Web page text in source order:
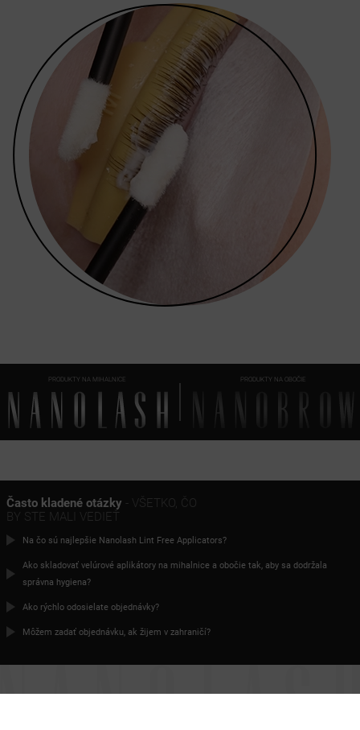
PRODUKTY NA MIHALNICE PRODUKTY NA OBOČIE
Často kladené otázky - VŠETKO, ČO
BY STE MALI VEDIEŤ
Na čo sú najlepšie Nanolash Lint Free Applicators?
Ako skladovať velúrové aplikátory na mihalnice a obočie tak, aby sa dodržala
správna hygiena?
Ako rýchlo odosielate objednávky?
Môžem zadať objednávku, ak žijem v zahraničí?